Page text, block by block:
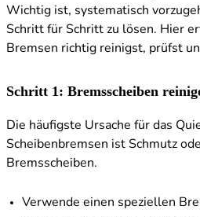
Wichtig ist, systematisch
Schritt für Schritt zu lösen. Hier
Bremsen richtig reinigst, prüfst
Schritt 1: Bremsscheiben
Die häufigste Ursache für das
Scheibenbremsen ist Schmutz
Bremsscheiben.
Verwende einen speziellen